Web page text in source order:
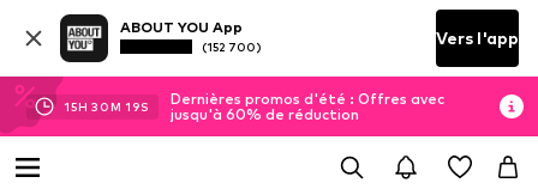
ABOUT YOU App
(152 700) Vers l'app
15H 30M 18S
Dernières promos d'été : Offres avec
jusqu'à 60% de réduction